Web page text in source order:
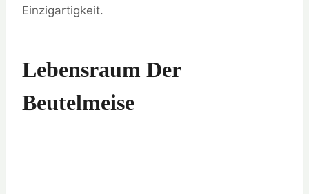
Einzigartigkeit.
Lebensraum Der
Beutelmeise